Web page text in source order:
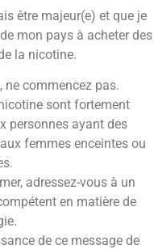
aux notes fruitées
des combats
de lagrenade
la saveur
de fleur, le tout,
la
est donné par la
être majeur(e) et que je
mon pays à acheter des
la nicotine.
ne commencez pas.
sont fortement
personnes ayant des
femmes enceintes ou
adressez-vous à un
en matière de
de ce message de